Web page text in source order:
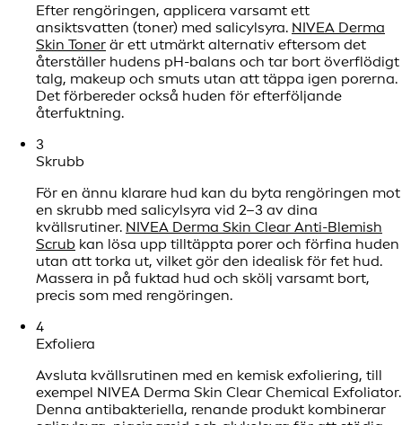
Efter rengöringen, applicera varsamt ett
ansiktsvatten (toner) med salicylsyra. NIVEA Derma
Skin Toner är ett utmärkt alternativ eftersom det
återställer hudens pH-balans och tar bort överflödigt
talg, makeup och smuts utan att täppa igen porerna.
Det förbereder också huden för efterföljande
återfuktning.
3
Skrubb
För en ännu klarare hud kan du byta rengöringen mot
en skrubb med salicylsyra vid 2–3 av dina
kvällsrutiner. NIVEA Derma Skin Clear Anti-Blemish
Scrub kan lösa upp tilltäppta porer och förfina huden
utan att torka ut, vilket gör den idealisk för fet hud.
Massera in på fuktad hud och skölj varsamt bort,
precis som med rengöringen.
4
Exfoliera
Avsluta kvällsrutinen med en kemisk exfoliering, till
exempel NIVEA Derma Skin Clear Chemical Exfoliator.
Denna antibakteriella, renande produkt kombinerar